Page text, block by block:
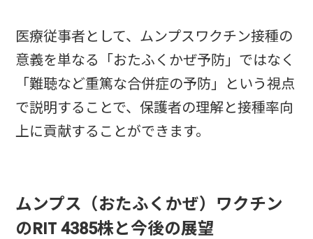
医療従事者として、ムンプスワクチン接種の
意義を単なる「おたふくかぜ予防」ではなく
「難聴など重篤な合併症の予防」という視点
で説明することで、保護者の理解と接種率向
上に貢献することができます。
ムンプス（おたふくかぜ）ワクチン
のRIT 4385株と今後の展望